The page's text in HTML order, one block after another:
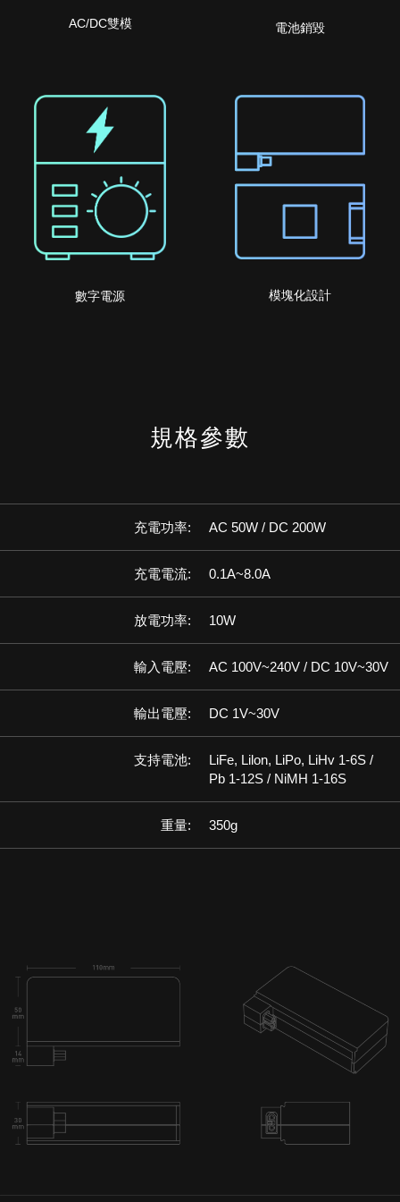
AC/DC雙模 電池銷毀
數字電源 模塊化設計
規格參數
充電功率: AC 50W / DC 200W
充電電流: 0.1A~8.0A
放電功率: 10W
輸入電壓: AC 100V~240V / DC 10V~30V
輸出電壓: DC 1V~30V
支持電池:
LiFe, Lilon, LiPo, LiHv 1-6S /
Pb 1-12S / NiMH 1-16S
重量: 350g